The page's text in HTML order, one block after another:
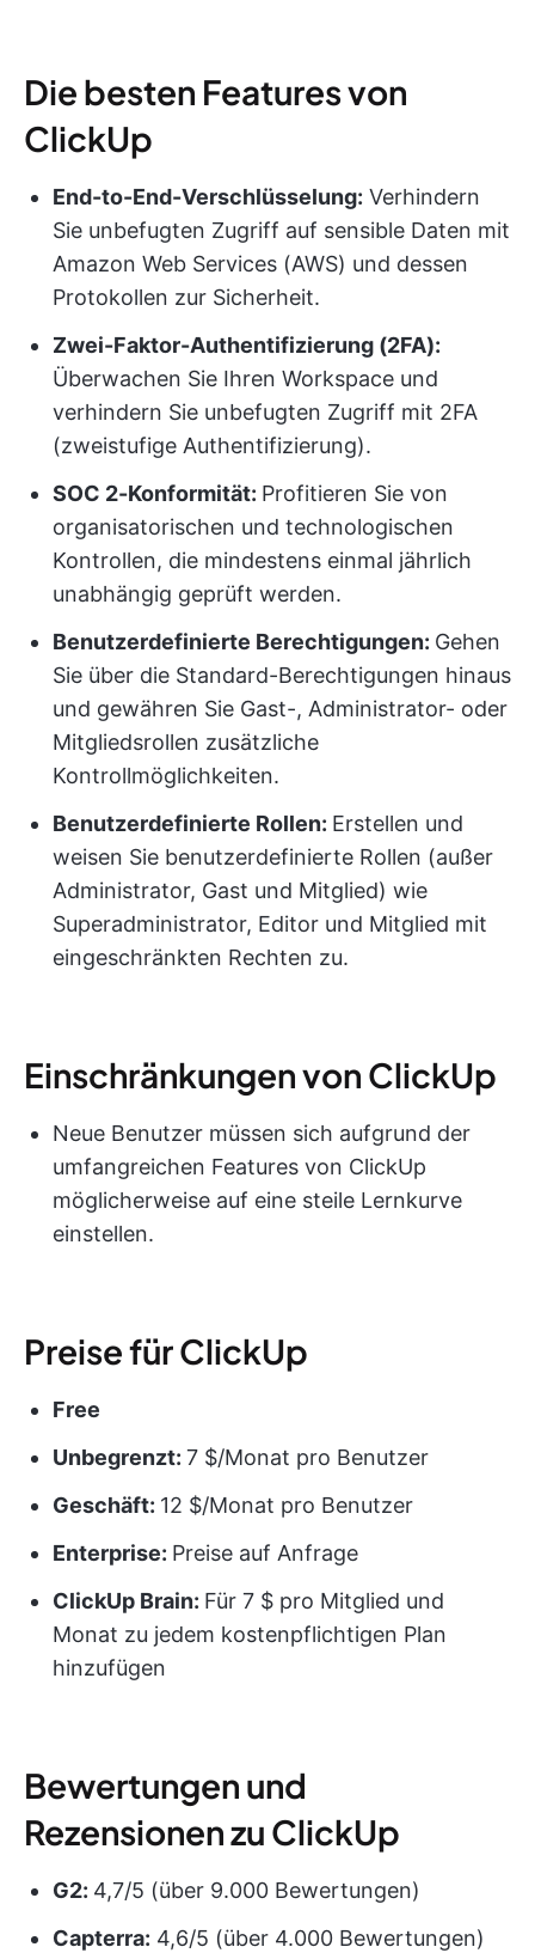
Die besten Features von
ClickUp
End-to-End-Verschlüsselung: Verhindern
Sie unbefugten Zugriff auf sensible Daten mit
Amazon Web Services (AWS) und dessen
Protokollen zur Sicherheit.
Zwei-Faktor-Authentifizierung (2FA):
Überwachen Sie Ihren Workspace und
verhindern Sie unbefugten Zugriff mit 2FA
(zweistufige Authentifizierung).
SOC 2-Konformität: Profitieren Sie von
organisatorischen und technologischen
Kontrollen, die mindestens einmal jährlich
unabhängig geprüft werden.
Benutzerdefinierte Berechtigungen: Gehen
Sie über die Standard-Berechtigungen hinaus
und gewähren Sie Gast-, Administrator- oder
Mitgliedsrollen zusätzliche
Kontrollmöglichkeiten.
Benutzerdefinierte Rollen: Erstellen und
weisen Sie benutzerdefinierte Rollen (außer
Administrator, Gast und Mitglied) wie
Superadministrator, Editor und Mitglied mit
eingeschränkten Rechten zu.
Einschränkungen von ClickUp
Neue Benutzer müssen sich aufgrund der
umfangreichen Features von ClickUp
möglicherweise auf eine steile Lernkurve
einstellen.
Preise für ClickUp
Free
Unbegrenzt: 7 $/Monat pro Benutzer
Geschäft: 12 $/Monat pro Benutzer
Enterprise: Preise auf Anfrage
ClickUp Brain: Für 7 $ pro Mitglied und
Monat zu jedem kostenpflichtigen Plan
hinzufügen
Bewertungen und
Rezensionen zu ClickUp
G2: 4,7/5 (über 9.000 Bewertungen)
Capterra: 4,6/5 (über 4.000 Bewertungen)